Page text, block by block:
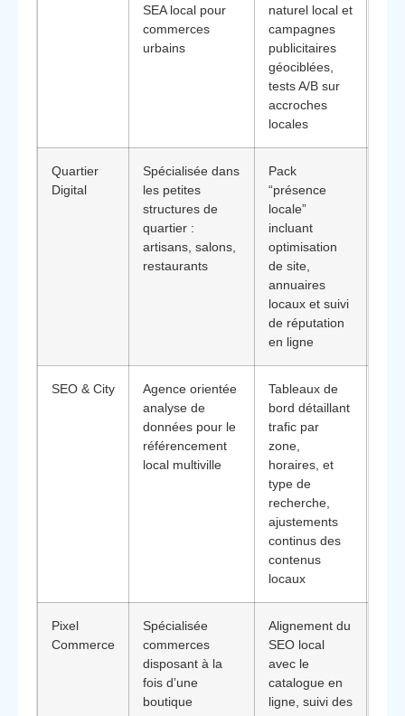
SEA local pour
commerces
urbains
naturel local et
campagnes
publicitaires
géociblées,
tests A/B sur
accroches
locales
Quartier
Digital
Spécialisée dans
les petites
structures de
quartier :
artisans, salons,
restaurants
Pack
“présence
locale”
incluant
optimisation
de site,
annuaires
locaux et suivi
de réputation
en ligne
SEO & City
Agence orientée
analyse de
données pour le
référencement
local multiville
Tableaux de
bord détaillant
trafic par
zone,
horaires, et
type de
recherche,
ajustements
continus des
contenus
locaux
Pixel
Commerce
Spécialisée
commerces
disposant à la
fois d’une
boutique
Alignement du
SEO local
avec le
catalogue en
ligne, suivi des